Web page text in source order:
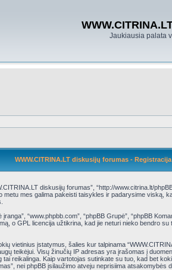
Jaukiausia palata
WWW.CITRINA.LT diskusijų forumas - Registracija
diskusijų forumas”, “http://www.citrina.lt/
mes galima pakeisti taisykles ir padarysime viską,
“www.phpbb.com”, “phpBB Grupė”, “phpBB
o GPL licencija užtikrina, kad jie neturi nieko bendro
vietinius įstatymus, šalies kur talpinama
teikėjui. Visų žinučių IP adresas yra įrašomas į
reikalinga. Kaip vartotojas sutinkate su tuo, kad bet
nei phpBB įsilaužimo atveju neprisiima atsakomybės